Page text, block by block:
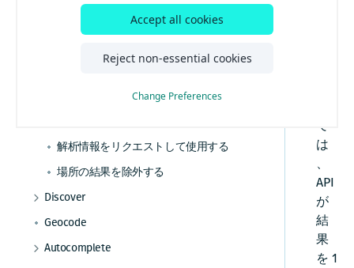
Gzip圧縮
結果を特定の国に限定する
修飾クエリを作成する
解析情報をリクエストして使用する
場所の結果を除外する
Discover
名前を使用して場所を検索する
位置を使用して住所を検索する
Geocode
Autocomplete
で
は
、
API
が
結
果
を 1
Accept all cookies
Reject non-essential cookies
Change Preferences